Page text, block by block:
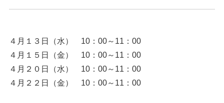
４月１３日（水） 10：00～11：00
４月１５日（金） 10：00～11：00
４月２０日（水） 10：00～11：00
４月２２日（金） 10：00～11：00